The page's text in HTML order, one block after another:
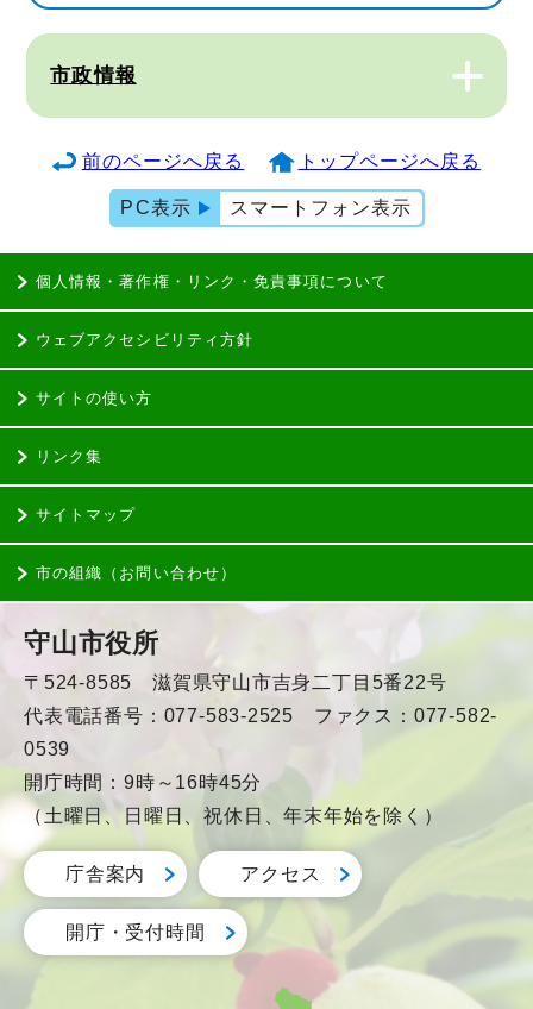
市政情報
前のページへ戻る トップページへ戻る
PC表示 スマートフォン表示
個人情報・著作権・リンク・免責事項について
ウェブアクセシビリティ方針
サイトの使い方
リンク集
サイトマップ
市の組織（お問い合わせ）
守山市役所
〒524-8585 滋賀県守山市吉身二丁目5番22号
代表電話番号：077-583-2525 ファクス：077-582-
0539
開庁時間：9時～16時45分
（土曜日、日曜日、祝休日、年末年始を除く）
庁舎案内 アクセス
開庁・受付時間